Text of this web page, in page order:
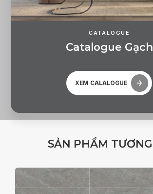
CATALOGUE
Catalogue Gạch
XEM CALALOGUE
SẢN PHẨM TƯƠNG